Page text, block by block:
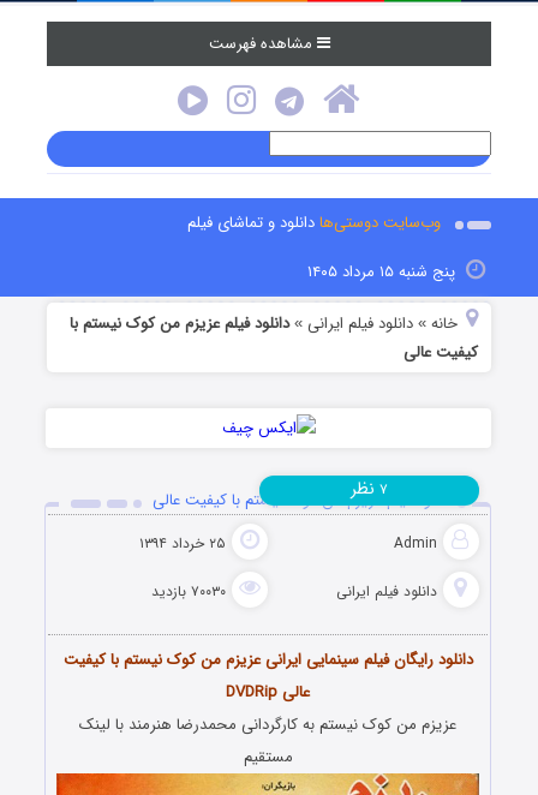
مشاهده فهرست
وب‌سایت دوستی‌هادانلود و تماشای فیلم
پنج شنبه ۱۵ مرداد ۱۴۰۵
خانه »دانلود فیلم‌ ایرانی »دانلود فیلم عزیزم من کوک نیستم با
کیفیت عالی
دانلود فیلم عزیزم من کوک نیستم با کیفیت عالی
Admin ۲۵ خرداد ۱۳۹۴
دانلود فیلم‌ ایرانی ۷۰۰۳۰ بازدید
۷ نظر
دانلود رایگان فیلم سینمایی ایرانی عزیزم من کوک نیستم با کیفیت
عالی DVDRip
عزیزم من کوک نیستم به کارگردانی محمدرضا هنرمند با لینک
مستقیم